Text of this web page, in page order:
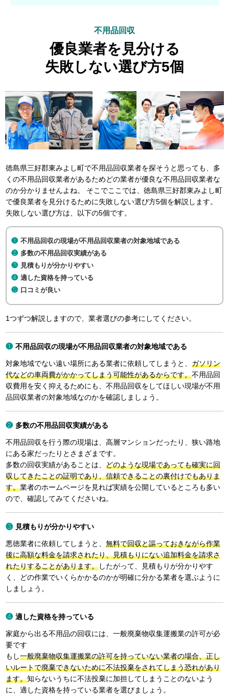
不用品回収
優良業者を見分ける
失敗しない選び方5個
徳島県三好郡東みよし町で不用品回収業者を探そうと思っても、多
くの不用品回収業者があるためどの業者が優良な不用品回収業者な
のか分かりませんよね。 そこでここでは、徳島県三好郡東みよし町
で優良業者を見分けるために失敗しない選び方5個を解説します。
失敗しない選び方は、以下の5個です。
不用品回収の現場が不用品回収業者の対象地域である
多数の不用品回収実績がある
見積もりが分かりやすい
適した資格を持っている
口コミが良い
1つずつ解説しますので、業者選びの参考にしてください。
不用品回収の現場が不用品回収業者の対象地域である
対象地域でない遠い場所にある業者に依頼してしまうと、ガソリン
代などの車両費がかかってしまう可能性があるからです。不用品回
収費用を安く抑えるためにも、不用品回収をしてほしい現場が不用
品回収業者の対象地域なのかを確認しましょう。
多数の不用品回収実績がある
不用品回収を行う際の現場は、高層マンションだったり、狭い路地
にある家だったりとさまざまです。
多数の回収実績があることは、どのような現場であっても確実に回
収してきたことの証明であり、信頼できることの裏付けでもありま
す。業者のホームページを見れば実績を公開しているところも多い
ので、確認してみてくださいね。
見積もりが分かりやすい
悪徳業者に依頼してしまうと、無料で回収と謳っておきながら作業
後に高額な料金を請求されたり、見積もりにない追加料金を請求さ
れたりすることがあります。したがって、見積もりが分かりやす
く、どの作業でいくらかかるのかが明確に分かる業者を選ぶように
しましょう。
適した資格を持っている
家庭から出る不用品の回収には、一般廃棄物収集運搬業の許可が必
要です
もし一般廃棄物収集運搬業の許可を持っていない業者の場合、正し
いルートで廃棄できないために不法投棄をされてしまう恐れがあり
ます。知らないうちに不法投棄に加担してしまうことのないよう
に、適した資格を持っている業者を選びましょう。